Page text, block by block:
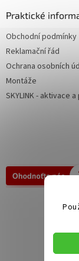
Praktické
Obchodní podmínky
Reklamační řád
Ochrana osobních
Montáže
SKYLINK - aktivace